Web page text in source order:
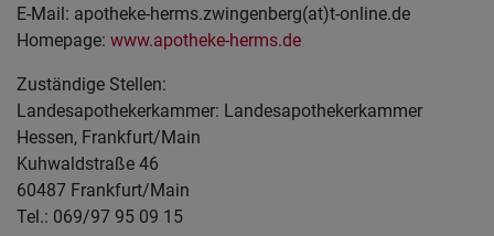
E-Mail: apotheke-herms.zwingenberg(at)t-online.de
Homepage: www.apotheke-herms.de
Zuständige Stellen:
Landesapothekerkammer: Landesapothekerkammer
Hessen, Frankfurt/Main
Kuhwaldstraße 46
60487 Frankfurt/Main
Tel.: 069/97 95 09 15